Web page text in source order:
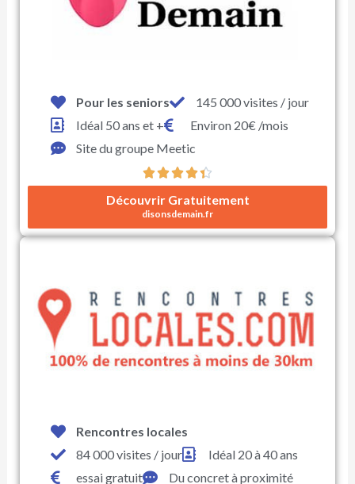
s
Pour les seniors
145 000 visites / jour
Idéal 50 ans et +
Environ 20€ /mois
Site du groupe Meetic

N
o
t
.
4
s
u
Découvrir Gratuitement
disonsdemain.fr
Rencontres locales
84 000 visites / jour
Idéal 20 à 40 ans
essai gratuit
Du concret à proximité